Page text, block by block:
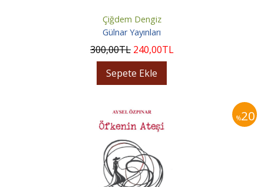
Çiğdem Dengiz
Gülnar Yayınları
300,00TL 240,00TL
Sepete Ekle
%20